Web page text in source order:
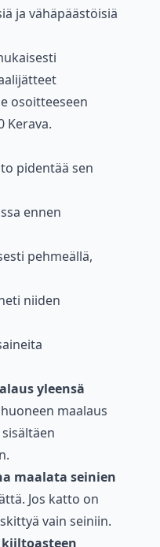
ja vähäpäästöisiä
osoitteeseen
Kerava.
pidentää sen
ennen
pehmeällä,
niiden
yleensä
maalaus
maalata seinien
Jos katto on
vain seiniin.